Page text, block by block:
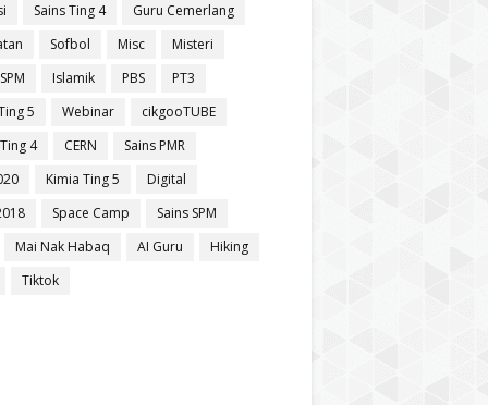
Sains Ting 4
Guru Cemerlang
Sofbol Misc
Misteri
Islamik PBS
PT3
5
Webinar
cikgooTUBE
4
CERN
Sains PMR
Kimia Ting 5
Digital
Space Camp
Sains SPM
Mai Nak Habaq
AI Guru
Hiking
Tiktok